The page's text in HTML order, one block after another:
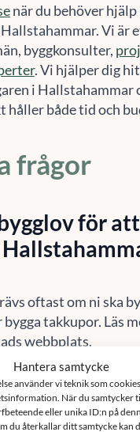
Hantera samtycke
använder vi teknik som
När du samtycker
eller unika ID:n på
du återkallar ditt samtycke kan
när du behöver hjälp
Vi är
byggkonsulter,
. Vi hjälper dig
i Hallstahammar
håller både tid och
frågor
för
oftast om ni ska
takkupor. Läs
webbplats.
finns vi
i stora delar av
orterför att se om